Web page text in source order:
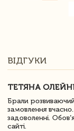
ВІДГУКИ
ТЕТЯНА
Брали
замовлення
задоволенні.
сайті.